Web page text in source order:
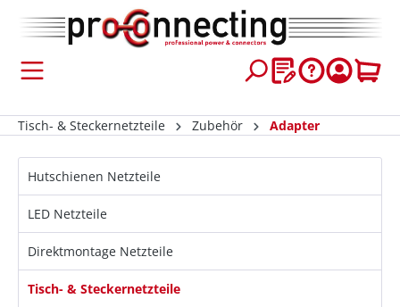
springen
Tisch- & Steckernetzteile Zubehör Adapter
Hutschienen Netzteile
LED Netzteile
Direktmontage Netzteile
Tisch- & Steckernetzteile